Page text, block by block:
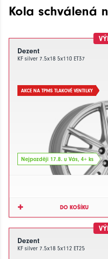
Kola schválená
Dezent
KF silver 7.5x18 5x110 ET37
AKCE NA TPMS TLAKOVÉ VENTILKY
Nejpozději 17.8. u Vás, 4+ ks
DO KOŠÍKU
Dezent
KF silver 7.5x18 5x112 ET25